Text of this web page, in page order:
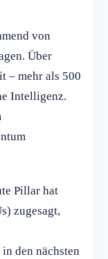
von
Über
– mehr als 500
Intelligenz.
Pillar hat
zugesagt,
den nächsten